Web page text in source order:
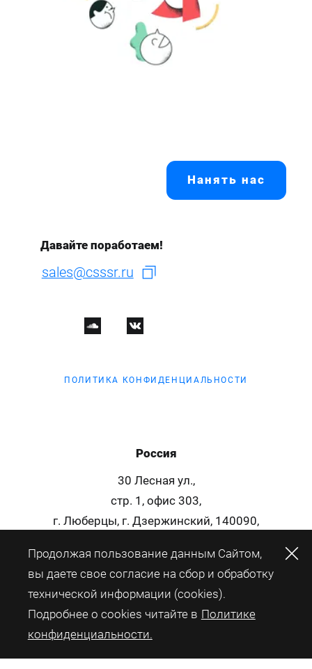
Нанять нас
Давайте поработаем!
sales@csssr.ru
ПОЛИТИКА КОНФИДЕНЦИАЛЬНОСТИ
Россия
30 Лесная ул.,
стр. 1, офис 303,
г. Люберцы, г. Дзержинский, 140090,
11:55 PM
Продолжая пользование данным Сайтом,
вы даете свое согласие на сбор и обработку
технической информации (cookies).
Подробнее о cookies читайте в Политике
конфиденциальности.